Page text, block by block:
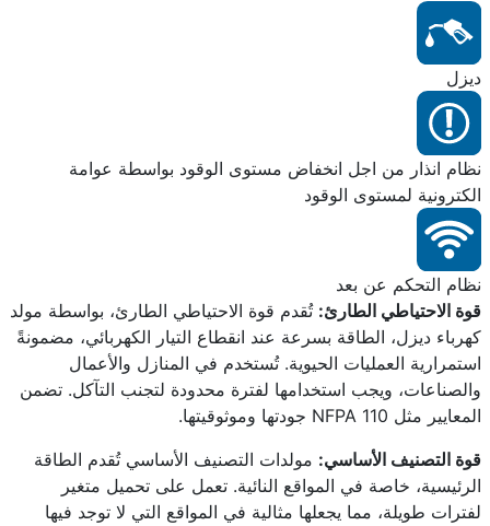
ديزل
نظام انذار من اجل انخفاض مستوى الوقود بواسطة عوامة
الكترونية لمستوى الوقود
نظام التحكم عن بعد
قوة الاحتياطي الطارئ: تُقدم قوة الاحتياطي الطارئ، بواسطة مولد
كهرباء ديزل، الطاقة بسرعة عند انقطاع التيار الكهربائي، مضمونةً
استمرارية العمليات الحيوية. تُستخدم في المنازل والأعمال
والصناعات، ويجب استخدامها لفترة محدودة لتجنب التآكل. تضمن
المعايير مثل NFPA 110 جودتها وموثوقيتها.
قوة التصنيف الأساسي: مولدات التصنيف الأساسي تُقدم الطاقة
الرئيسية، خاصة في المواقع النائية. تعمل على تحميل متغير
لفترات طويلة، مما يجعلها مثالية في المواقع التي لا توجد فيها